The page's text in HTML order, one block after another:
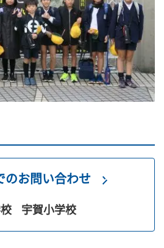
のお問い合わせ
宇賀小学校